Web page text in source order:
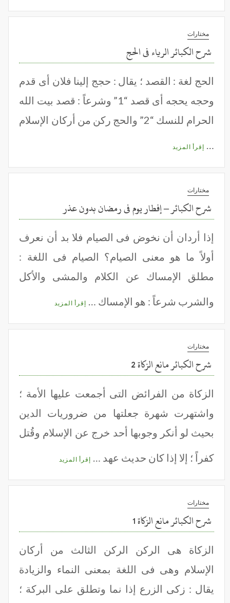
مختارات
شرح الكبائر الرياء فى الحج
الحج لغة : القصد ؛ يقال : حجج إلينا فلان أى قدم
وحجه يحجه أى قصد “1” وشرعاً : قصد بيت الله
الحرام للنسك “2” والحج ركن من أركان الإسلام
إقرأ المزيد
مختارات
شرح الكبائر – إفطار يوم فى رمضان بدون عذر
إذا أردان أن نخوض فى الصيام فلا بد أن نعرف
أولاً ما هو معنى الصيام؟ الصيام فى اللغة :
مطلق الإمساك عن الكلام والمشى والأكل
والشرب شرعاً : هو الإمساك … إقرأ المزيد
مختارات
شرح الكبائر مانع الزكاة 2
الزكاة من الفرائض التى أجمعت عليها الأمة ؛
واشتهرت شهرة جعلتها من ضروريات الدين
بحيث لو أنكر وجوبها أحد خرج عن الإسلام وقُتل
كفراً ؛ إلا إذا كان حديث عهد … إقرأ المزيد
مختارات
شرح الكبائر مانع الزكاة 1
الزكاة هى الركن الركن الثالث من أركان
الإسلام وهى فى اللغة بمعنى النماء والزيادة
يقال : زكى الزرع إذا نما وتطلق على البركة ؛